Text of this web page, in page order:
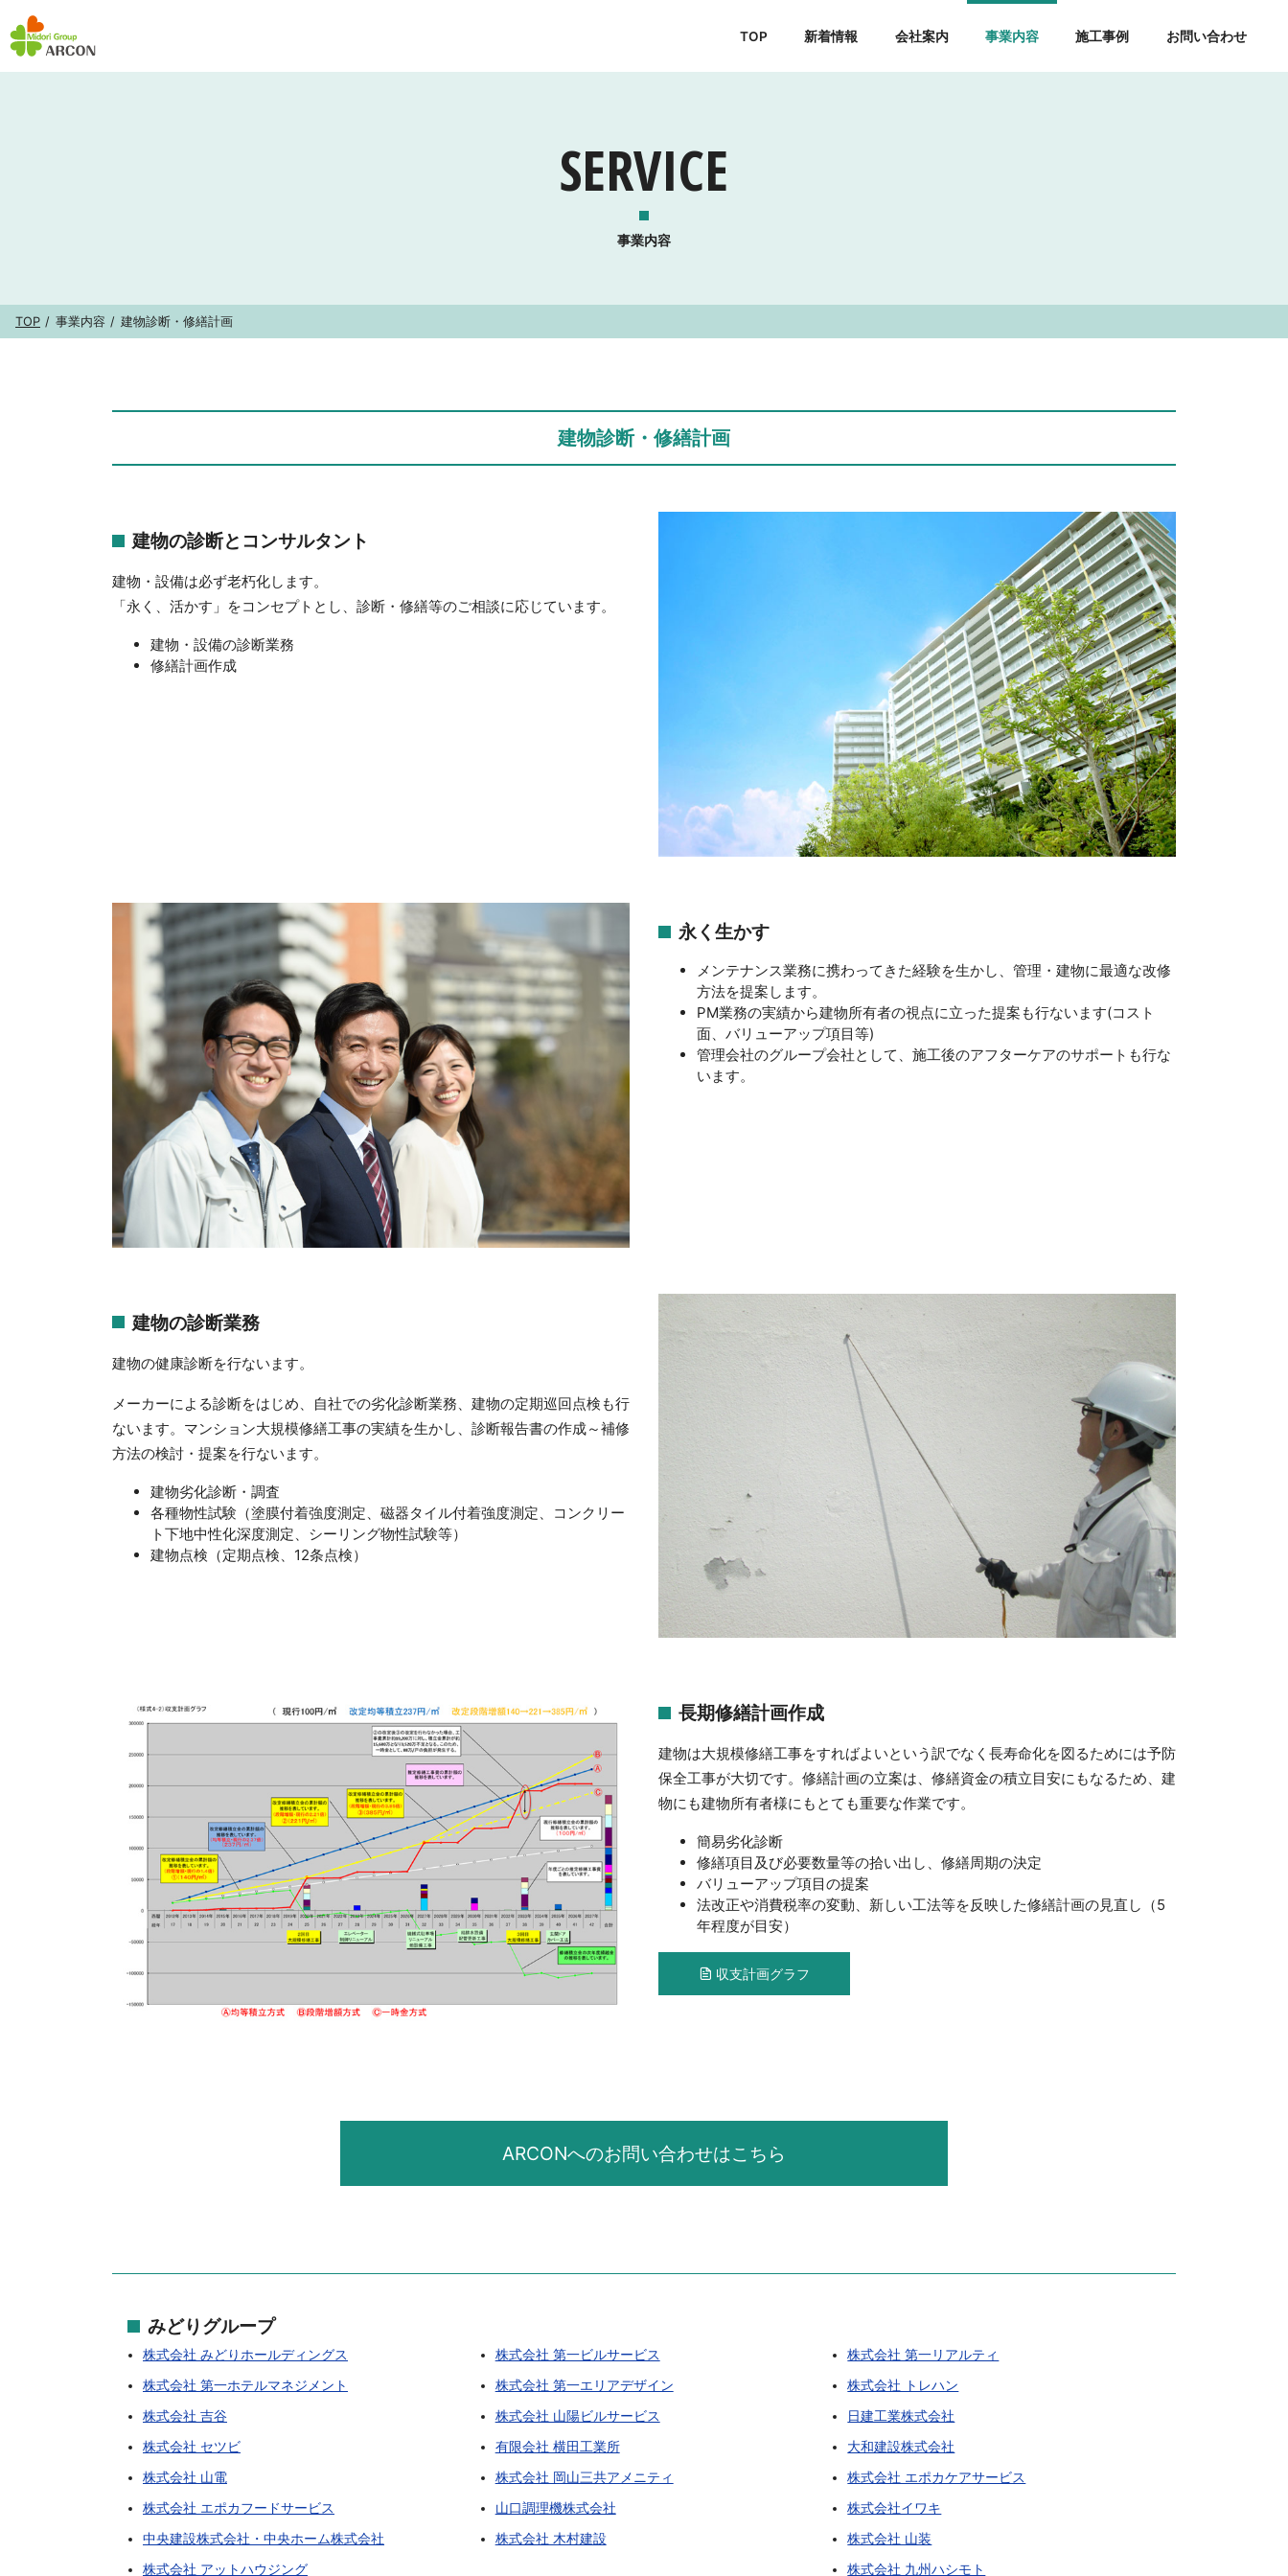
TOP 新着情報 会社案内 事業内容 施工事例 お問い合わせ
SERVICE
事業内容
TOP 事業内容 建物診断・修繕計画
建物診断・修繕計画
建物の診断とコンサルタント
建物・設備は必ず老朽化します。
「永く、活かす」をコンセプトとし、診断・修繕等のご相談に応じています。
建物・設備の診断業務
修繕計画作成
永く生かす
メンテナンス業務に携わってきた経験を生かし、管理・建物に最適な改修
方法を提案します。
PM業務の実績から建物所有者の視点に立った提案も行ないます(コスト
面、バリューアップ項目等)
管理会社のグループ会社として、施工後のアフターケアのサポートも行な
います。
建物の診断業務
建物の健康診断を行ないます。
メーカーによる診断をはじめ、自社での劣化診断業務、建物の定期巡回点検も行
ないます。マンション大規模修繕工事の実績を生かし、診断報告書の作成～補修
方法の検討・提案を行ないます。
建物劣化診断・調査
各種物性試験（塗膜付着強度測定、磁器タイル付着強度測定、コンクリー
ト下地中性化深度測定、シーリング物性試験等）
建物点検（定期点検、12条点検）
長期修繕計画作成
建物は大規模修繕工事をすればよいという訳でなく長寿命化を図るためには予防
保全工事が大切です。修繕計画の立案は、修繕資金の積立目安にもなるため、建
物にも建物所有者様にもとても重要な作業です。
簡易劣化診断
修繕項目及び必要数量等の拾い出し、修繕周期の決定
バリューアップ項目の提案
法改正や消費税率の変動、新しい工法等を反映した修繕計画の見直し（5
年程度が目安）
収支計画グラフ
ARCONへのお問い合わせはこちら
みどりグループ
株式会社 みどりホールディングス 株式会社 第一ビルサービス
株式会社 第一リアルティ
株式会社 第一ホテルマネジメント
株式会社 第一エリアデザイン
株式会社 トレハン
株式会社 吉谷
株式会社 山陽ビルサービス
日建工業株式会社
株式会社 セツビ
有限会社 横田工業所
大和建設株式会社
株式会社 山電
株式会社 岡山三共アメニティ
株式会社 エポカケアサービス
株式会社 エポカフードサービス
山口調理機株式会社
株式会社イワキ
中央建設株式会社・中央ホーム株式会社
株式会社 木村建設
株式会社 山装
株式会社 アットハウジング
株式会社 九州ハシモト